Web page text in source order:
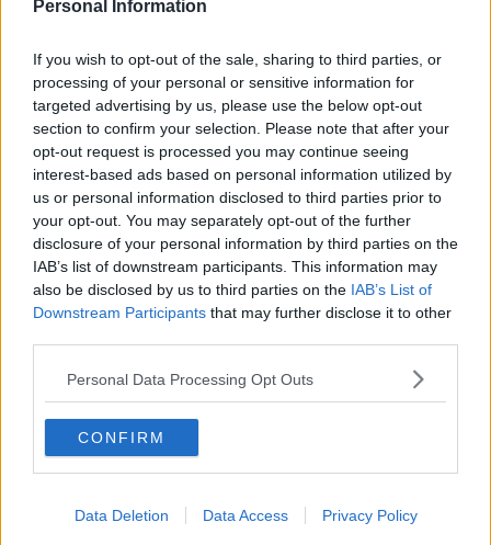
Personal Information
If you wish to opt-out of the sale, sharing to third parties, or
processing of your personal or sensitive information for
targeted advertising by us, please use the below opt-out
section to confirm your selection. Please note that after your
opt-out request is processed you may continue seeing
interest-based ads based on personal information utilized by
us or personal information disclosed to third parties prior to
your opt-out. You may separately opt-out of the further
disclosure of your personal information by third parties on the
IAB’s list of downstream participants. This information may
also be disclosed by us to third parties on the IAB’s List of
Downstream Participants that may further disclose it to other
Personal Data Processing Opt Outs
CONFIRM
Data Deletion Data Access Privacy Policy
uomo-tanguero-che-si-voglia-allenare-con-te
tanguerosma nessuno di loro aveva serie intenzione di allenarsi
con me solo nel tango. Per allenami dovevo dare qualcosa in
cambio! A quel punto decisi che non sarei scesa a compromessi!
Avrei continuato a fare come fino ad ora e semmai un tanguero
avesse desiderato allenarsi con me avrebbe dovuto chiedermelo
senza altri secondi fini. Al momento iltanguero-che-balla-con-me
non ce l’ho! Pace all’anima sua!
Maria Caruso
Se vuoi leggere le notizie principali della Toscana iscriviti alla
Newsletter QUInews - ToscanaMedia.
Arriva gratis tutti i giorni
alle 20:00 direttamente nella tua casella di posta.
Basta cliccareQUI
Ti potrebbe interessare anche:
Articoli dal Blog “Parole milonguere” di Maria Caruso